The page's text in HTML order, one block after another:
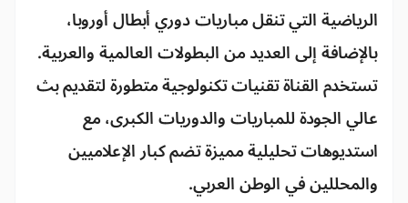
الرياضية التي تنقل مبارياتدوري أبطال أوروبا،
بالإضافة إلى العديد من البطولات العالمية والعربية.
تستخدم القناة تقنيات تكنولوجية متطورة لتقديم بث
عالي الجودة للمباريات والدوريات الكبرى، مع
استديوهات تحليلية مميزة تضم كبار الإعلاميين
والمحللين في الوطن العربي.